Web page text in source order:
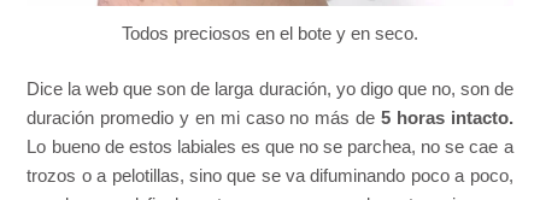
Todos preciosos en el bote y en seco.
Dice la web que son de larga duración, yo digo que no, son de
duración promedio y en mi caso no más de 5 horas intacto.
Lo bueno de estos labiales es que no se parchea, no se cae a
trozos o a pelotillas, sino que se va difuminando poco a poco,